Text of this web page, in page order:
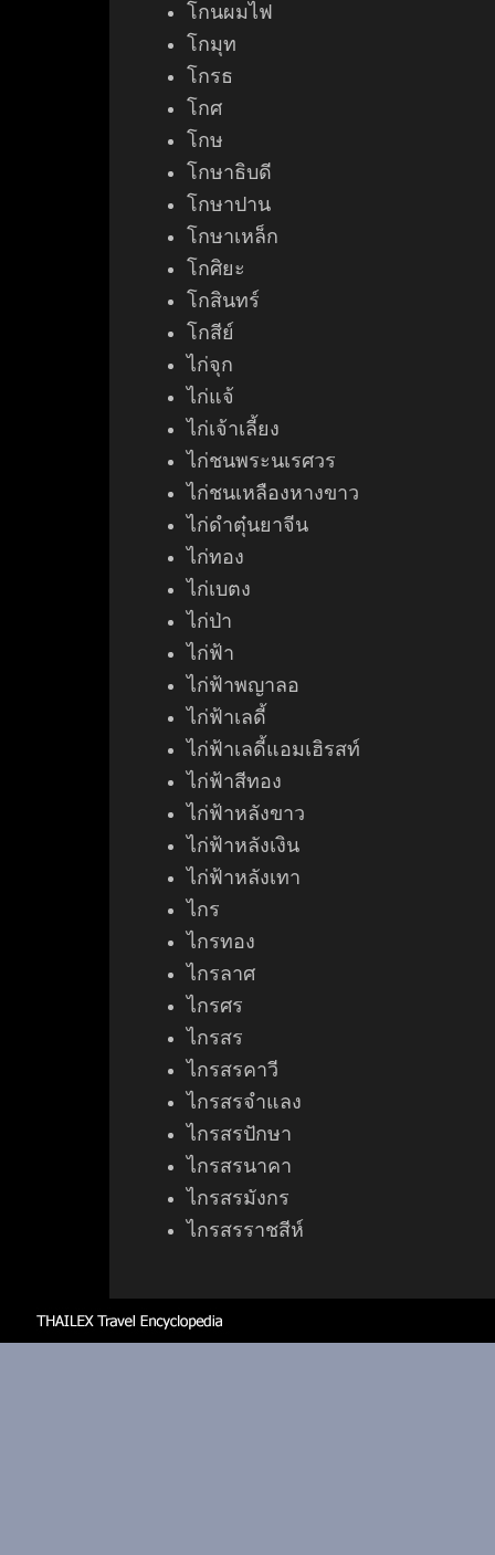
โกนผมไฟ
โกมุท
โกรธ
โกศ
โกษ
โกษาธิบดี
โกษาปาน
โกษาเหล็ก
โกศิยะ
โกสินทร์
โกสีย์
ไก่จุก
ไก่แจ้
ไก่เจ้าเลี้ยง
ไก่ชนพระนเรศวร
ไก่ชนเหลืองหางขาว
ไก่ดำตุ๋นยาจีน
ไก่ทอง
ไก่เบตง
ไก่ป่า
ไก่ฟ้า
ไก่ฟ้าพญาลอ
ไก่ฟ้าเลดี้
ไก่ฟ้าเลดี้แอมเฮิรสท์
ไก่ฟ้าสีทอง
ไก่ฟ้าหลังขาว
ไก่ฟ้าหลังเงิน
ไก่ฟ้าหลังเทา
ไกร
ไกรทอง
ไกรลาศ
ไกรศร
ไกรสร
ไกรสรคาวี
ไกรสรจำแลง
ไกรสรปักษา
ไกรสรนาคา
ไกรสรมังกร
ไกรสรราชสีห์